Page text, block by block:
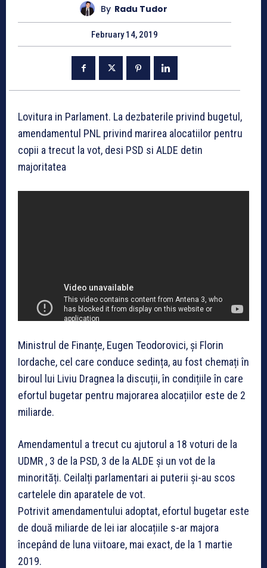
By Radu Tudor
February 14, 2019
Lovitura in Parlament. La dezbaterile privind bugetul,
amendamentul PNL privind marirea alocatiilor pentru
copii a trecut la vot, desi PSD si ALDE detin
majoritatea
Ministrul de Finanțe, Eugen Teodorovici, și Florin
Iordache, cel care conduce sedința, au fost chemați în
biroul lui Liviu Dragnea la discuții, în condițiile în care
efortul bugetar pentru majorarea alocațiilor este de 2
miliarde.
Amendamentul a trecut cu ajutorul a 18 voturi de la
UDMR , 3 de la PSD, 3 de la ALDE și un vot de la
minorități. Ceilalți parlamentari ai puterii și-au scos
cartelele din aparatele de vot.
Potrivit amendamentului adoptat, efortul bugetar este
de două miliarde de lei iar alocațiile s-ar majora
începând de luna viitoare, mai exact, de la 1 martie
2019.